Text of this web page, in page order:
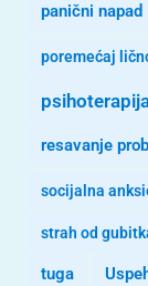
panični napad
poremećaj
resavanje
socijalna
strah od
tuga